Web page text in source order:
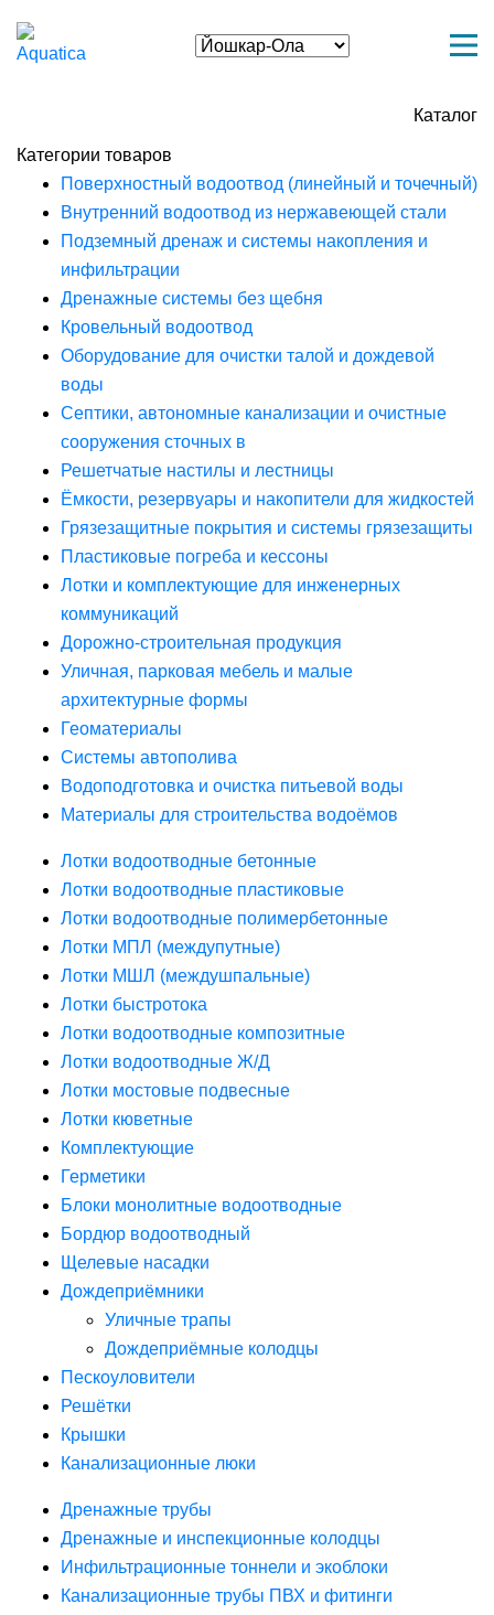
Каталог
Категории товаров
Поверхностный водоотвод (линейный и точечный)
Внутренний водоотвод из нержавеющей стали
Подземный дренаж и системы накопления и
инфильтрации
Дренажные системы без щебня
Кровельный водоотвод
Оборудование для очистки талой и дождевой
воды
Септики, автономные канализации и очистные
сооружения сточных в
Решетчатые настилы и лестницы
Ёмкости, резервуары и накопители для жидкостей
Грязезащитные покрытия и системы грязезащиты
Пластиковые погреба и кессоны
Лотки и комплектующие для инженерных
коммуникаций
Дорожно-строительная продукция
Уличная, парковая мебель и малые
архитектурные формы
Геоматериалы
Системы автополива
Водоподготовка и очистка питьевой воды
Материалы для строительства водоёмов
Лотки водоотводные бетонные
Лотки водоотводные пластиковые
Лотки водоотводные полимербетонные
Лотки МПЛ (междупутные)
Лотки МШЛ (междушпальные)
Лотки быстротока
Лотки водоотводные композитные
Лотки водоотводные Ж/Д
Лотки мостовые подвесные
Лотки кюветные
Комплектующие
Герметики
Блоки монолитные водоотводные
Бордюр водоотводный
Щелевые насадки
Дождеприёмники
Уличные трапы
Дождеприёмные колодцы
Пескоуловители
Решётки
Крышки
Канализационные люки
Дренажные трубы
Дренажные и инспекционные колодцы
Инфильтрационные тоннели и экоблоки
Канализационные трубы ПВХ и фитинги